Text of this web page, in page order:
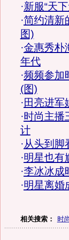
·新服“天
·简约清新
图)
·金惠秀朴
年代
·频频参加
(图)
· 田亮进军
·时尚主播
计
·从头到脚
·明星也有
·李冰冰成
·明星离婚
相关搜索： 时